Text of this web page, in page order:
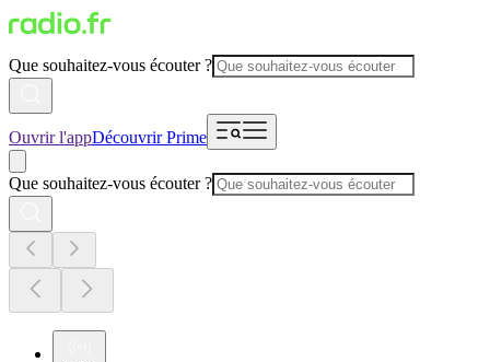
Que souhaitez-vous écouter ?
Ouvrir l'appDécouvrir Prime
Que souhaitez-vous écouter ?